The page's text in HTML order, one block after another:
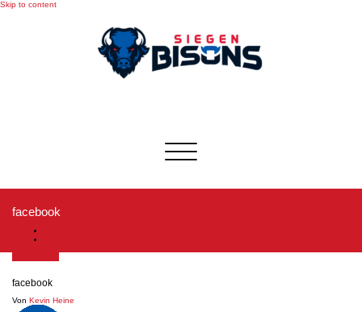
Skip to content
Toggle
navigation
facebook
facebook
Von Kevin Heine